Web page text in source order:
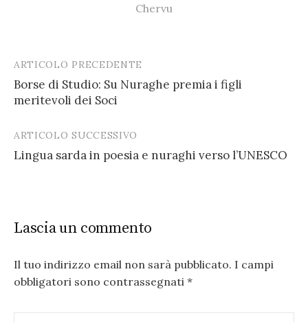
Chervu
Post
navigation
ARTICOLO PRECEDENTE
Borse di Studio: Su Nuraghe premia i figli
meritevoli dei Soci
ARTICOLO SUCCESSIVO
Lingua sarda in poesia e nuraghi verso l’UNESCO
Lascia un commento
Il tuo indirizzo email non sarà pubblicato. I campi
obbligatori sono contrassegnati *